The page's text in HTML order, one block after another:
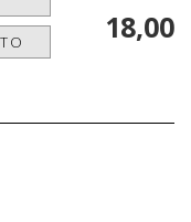
18,00